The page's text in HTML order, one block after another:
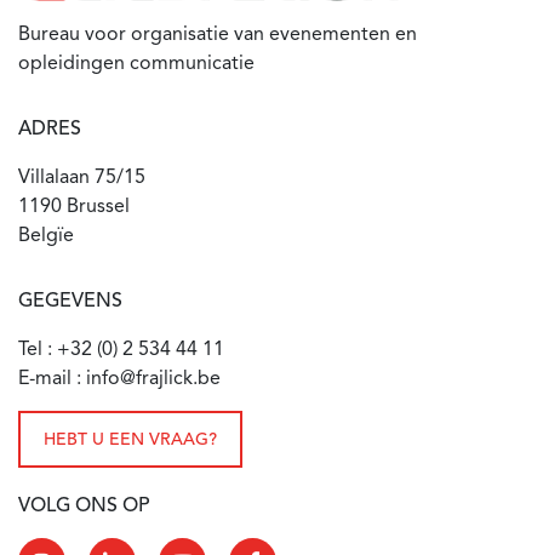
Bureau voor organisatie van evenementen en
opleidingen communicatie
ADRES
Villalaan 75/15
1190 Brussel
Belgïe
GEGEVENS
Tel : +32 (0) 2 534 44 11
E-mail : info@frajlick.be
HEBT U EEN VRAAG?
VOLG ONS OP